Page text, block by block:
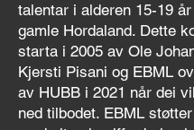
talentar i alderen 15-19
gamle Hordaland. Dette
starta i 2005 av Ole
Kjersti Pisani og EBML
av HUBB i 2021 når dei
ned tilbodet. EBML